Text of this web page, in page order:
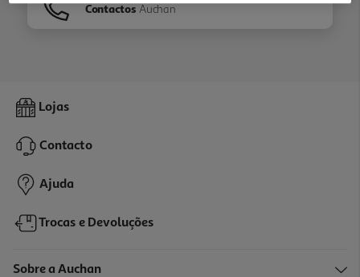
Contactos Auchan
Lojas
Contacto
Ajuda
Trocas e Devoluções
Sobre a Auchan